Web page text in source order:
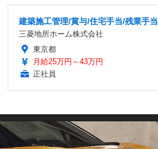
建築施工管理/賞与/住宅手当/残業手当
三菱地所ホーム株式会社
東京都
月給25万円～43万円
正社員